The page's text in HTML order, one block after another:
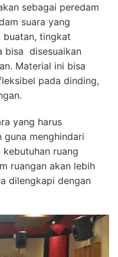
sebagai peredam
suara yang
buatan, tingkat
bisa disesuaikan
Material ini bisa
pada dinding,
yang harus
menghindari
ruang
ruangan akan lebih
dilengkapi dengan